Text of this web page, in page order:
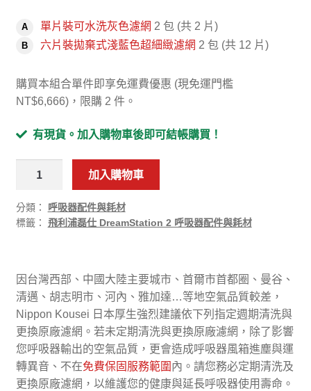
A 單片裝可水洗灰色濾網 2 包 (共 2 片)
B 六片裝拋棄式淺藍色超細緻濾網 2 包 (共 12 片)
購買本組合單件即享免運費優惠 (現免運門檻
NT$6,666)，限購 2 件。
有現貨。加入購物車後即可結帳購買！
飛
利
仕
DreamStation
呼
吸
器
原
加入購物車
分類： 呼吸器配件與耗材
標籤： 飛利浦磊仕 DreamStation 2 呼吸器配件與耗材
因台灣西部、中國大陸主要城市、首爾市首都圈、曼谷、
清邁、胡志明市、河內、雅加達…等地空氣品質較差，
Nippon Kousei 日本厚生強烈建議依下列指定週期清洗與
更換原廠濾網。若未定期清洗與更換原廠濾網，除了影響
您呼吸器輸出的空氣品質，更會造成呼吸器風箱進塵與運
轉異音、不在免費保固服務範圍 內。請您務必定期清洗及
更換原廠濾網，以維護您的健康與延長呼吸器使用壽命。